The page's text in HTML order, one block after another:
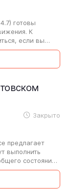
готовы
К
если вы
Закрыто
предлагает
выполнить
состояния